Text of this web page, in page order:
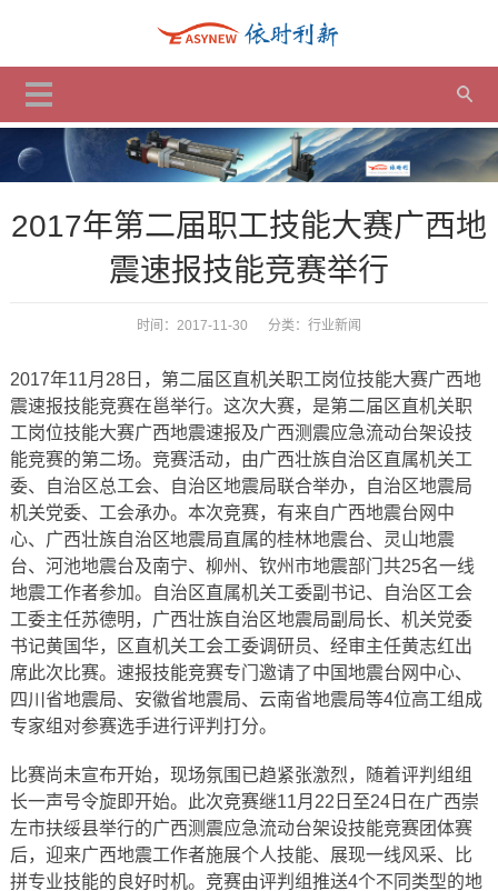
2017年第二届职工技能大赛广西地
震速报技能竞赛举行
时间：2017-11-30 分类： 行业新闻
2017年11月28日，第二届区直机关职工岗位技能大赛广西地
震速报技能竞赛在邕举行。这次大赛，是第二届区直机关职
工岗位技能大赛广西地震速报及广西测震应急流动台架设技
能竞赛的第二场。竞赛活动，由广西壮族自治区直属机关工
委、自治区总工会、自治区地震局联合举办，自治区地震局
机关党委、工会承办。本次竞赛，有来自广西地震台网中
心、广西壮族自治区地震局直属的桂林地震台、灵山地震
台、河池地震台及南宁、柳州、钦州市地震部门共25名一线
地震工作者参加。自治区直属机关工委副书记、自治区工会
工委主任苏德明，广西壮族自治区地震局副局长、机关党委
书记黄国华，区直机关工会工委调研员、经审主任黄志红出
席此次比赛。速报技能竞赛专门邀请了中国地震台网中心、
四川省地震局、安徽省地震局、云南省地震局等4位高工组成
专家组对参赛选手进行评判打分。
比赛尚未宣布开始，现场氛围已趋紧张激烈，随着评判组组
长一声号令旋即开始。此次竞赛继11月22日至24日在广西崇
左市扶绥县举行的广西测震应急流动台架设技能竞赛团体赛
后，迎来广西地震工作者施展个人技能、展现一线风采、比
拼专业技能的良好时机。竞赛由评判组推送4个不同类型的地